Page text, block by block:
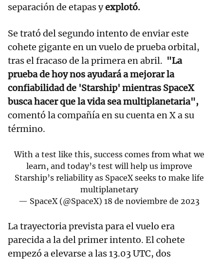
separación de etapas yexplotó.
Se trató del segundo intento de enviar este
cohete gigante en un vuelo de prueba orbital,
tras el fracaso de la primera en abril. "La
prueba de hoy nos ayudará a mejorar la
confiabilidad de 'Starship' mientras SpaceX
busca hacer que la vida sea multiplanetaria",
comentó la compañía en su cuenta en X a su
término.
With a test like this, success comes from what we
learn, and today’s test will help us improve
Starship’s reliability as SpaceX seeks to make life
multiplanetary
— SpaceX (@SpaceX) 18 de noviembre de 2023
La trayectoria prevista para el vuelo era
parecida a la del primer intento. El cohete
empezó a elevarse a las 13.03 UTC, dos